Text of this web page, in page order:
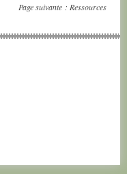
Page suivante : Ressources